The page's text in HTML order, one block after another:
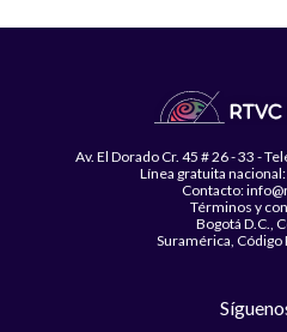
Av. El Dorado Cr. 45 # 26 - 33 -
Línea gratuita
Contacto:
Términos y
Bogotá D.C.,
Suramérica, Código